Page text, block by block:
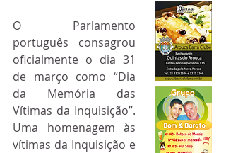
O Parlamento
português consagrou
oficialmente o dia 31
de março como “Dia
da Memória das
Vítimas da Inquisição”.
Uma homenagem às
vítimas da Inquisição e